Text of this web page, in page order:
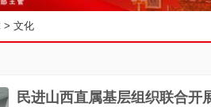
> 文化
民进山西直属基层组织联合开